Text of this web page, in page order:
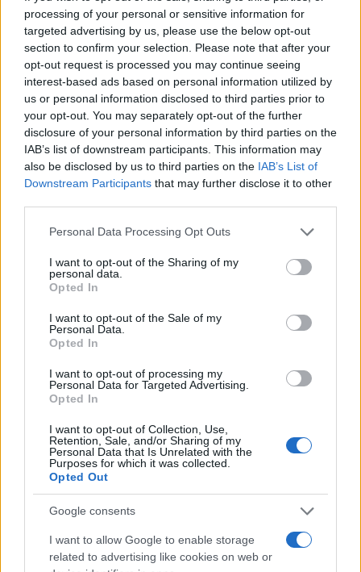
processing of your personal or sensitive information for
targeted advertising by us, please use the below opt-out
section to confirm your selection. Please note that after your
opt-out request is processed you may continue seeing
interest-based ads based on personal information utilized by
us or personal information disclosed to third parties prior to
your opt-out. You may separately opt-out of the further
disclosure of your personal information by third parties on the
IAB’s list of downstream participants. This information may
also be disclosed by us to third parties on the IAB’s List of
Downstream Participants that may further disclose it to other
Please note that this website/app uses one or more Google
not limited to your visit or usage behaviour. You may click to
grant or deny consent to Google and its third-party tags to
use your data for below specified purposes in below Google
consent section.
Personal Data Processing Opt Outs
I want to opt-out of the Sharing of my
personal data.
Opted In
I want to opt-out of the Sale of my
Personal Data.
Opted In
I want to opt-out of processing my
Personal Data for Targeted Advertising.
Opted In
I want to opt-out of Collection, Use,
Retention, Sale, and/or Sharing of my
Personal Data that Is Unrelated with the
Purposes for which it was collected.
Opted Out
Google consents
I want to allow Google to enable storage
related to advertising like cookies on web or
Barcelona se viste de gala en agosto con…
CULTURA
La valla: la serie española que predijo la
pandemia
«El niño de fuego»: documental ya